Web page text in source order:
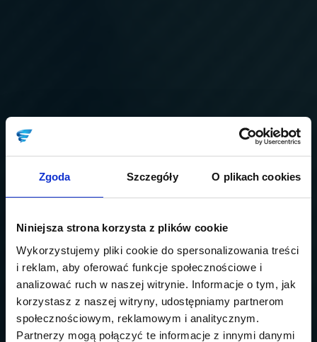
Zgoda Szczegóły O plikach cookies
Niniejsza strona korzysta z plików cookie
Wykorzystujemy pliki cookie do spersonalizowania treści
i reklam, aby oferować funkcje społecznościowe i
analizować ruch w naszej witrynie. Informacje o tym, jak
korzystasz z naszej witryny, udostępniamy partnerom
społecznościowym, reklamowym i analitycznym.
Partnerzy mogą połączyć te informacje z innymi danymi